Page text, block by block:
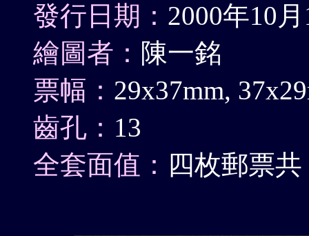
發行日期： 2000年10
繪圖者： 陳一銘
票幅： 29x37mm,
齒孔： 13
全套面值： 四枚郵票